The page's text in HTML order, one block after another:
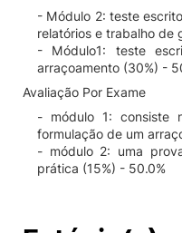
- Módulo 2: teste
relatórios e trabalho de
- Módulo1: teste
arraçoamento (30%) -
Avaliação Por Exame
- módulo 1: consiste
formulação de um
- módulo 2: uma
prática (15%) - 50.0%